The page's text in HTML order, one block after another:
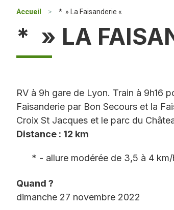
Accueil > * » La Faisanderie «
* » LA
RV à 9h gare de Lyon. Train à 9h16
Faisanderie par Bon Secours et la
Croix St Jacques et le parc du
Distance : 12 km
* - allure modérée de 3,5 à 4 km/
Quand ?
dimanche 27 novembre 2022